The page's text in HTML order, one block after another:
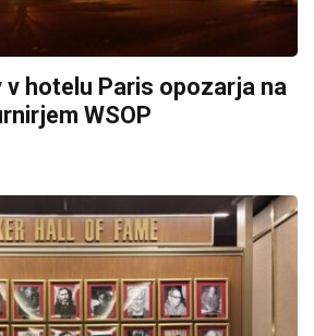
hotelu Paris opozarja na
WSOP